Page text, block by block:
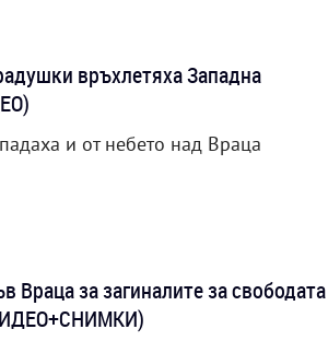
връхлетяха Западна
и от небето над Враца
Враца за загиналите за свободата